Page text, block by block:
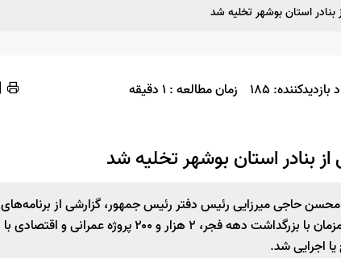
185
زمان مطالعه : 1 دقیقه
محسن حاجی میرزایی رئیس دفتر رئیس جمهور، گزارشی از برنامه‌های
گرامیداشت دهه فجر ارائه کرد و اظهار داشت: همزمان با بزرگداشت دهه فجر، ۲ هزار و ۲۰۰ پروژه عمرانی و اقتصادی با